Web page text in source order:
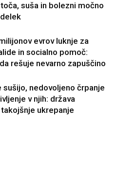
suša in bolezni močno
evrov luknje za
in socialno pomoč:
rešuje nevarno zapuščino
nedovoljeno črpanje
v njih: država
ukrepanje